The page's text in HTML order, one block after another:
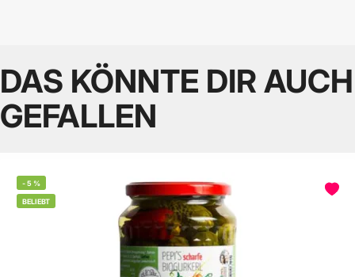
DAS KÖNNTE DIR AUCH
GEFALLEN
-5 %
BELIEBT